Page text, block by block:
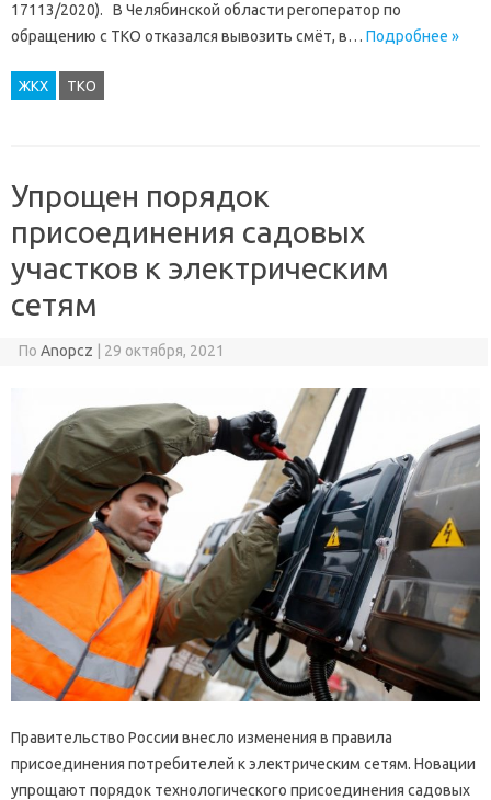
17113/2020). В Челябинской области регоператор по
обращению с ТКО отказался вывозить смёт, в… Подробнее »
ЖКХ ТКО
Упрощен порядок
присоединения садовых
участков к электрическим
сетям
По Anopcz 29 октября, 2021
Правительство России внесло изменения в правила
присоединения потребителей к электрическим сетям. Новации
упрощают порядок технологического присоединения садовых